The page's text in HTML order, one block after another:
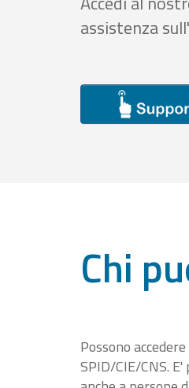
assistenza
Chi
Possono
SPID/CIE/CNS.